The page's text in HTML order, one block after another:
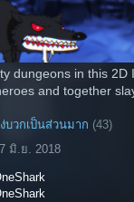
dungeons in this 2D
and together
บวกเป็นส่วนมาก (43)
มิ.ย. 2018